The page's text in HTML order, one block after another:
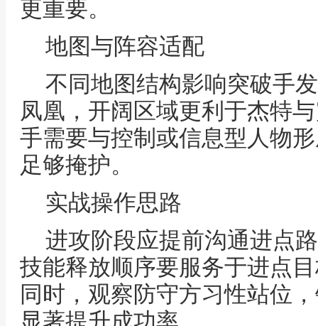
更重要。
地图与阵容适配
不同地图结构影响突破手
凤凰，开阔区域更利于杰特
手需要与控制或信息型人物
足够掩护。
实战操作思路
进攻阶段应提前沟通进点
技能释放顺序要服务于进点
同时，观察防守方习性站位